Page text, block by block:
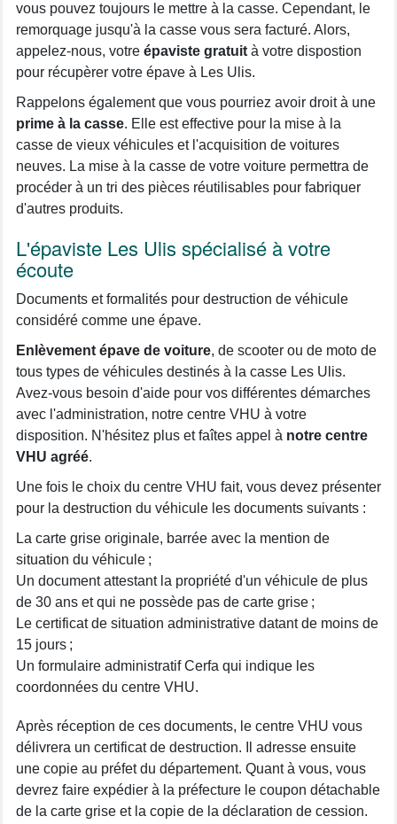
vous pouvez toujours le mettre à la casse. Cependant, le
remorquage jusqu'à la casse vous sera facturé. Alors,
appelez-nous, votre épaviste gratuit à votre dispostion
pour récupèrer votre épave à Les Ulis.
Rappelons également que vous pourriez avoir droit à une
prime à la casse. Elle est effective pour la mise à la
casse de vieux véhicules et l'acquisition de voitures
neuves. La mise à la casse de votre voiture permettra de
procéder à un tri des pièces réutilisables pour fabriquer
d'autres produits.
L'épaviste Les Ulis spécialisé à votre
écoute
Documents et formalités pour destruction de véhicule
considéré comme une épave.
Enlèvement épave de voiture, de scooter ou de moto de
tous types de véhicules destinés à la casse Les Ulis.
Avez-vous besoin d'aide pour vos différentes démarches
avec l'administration, notre centre VHU à votre
disposition. N'hésitez plus et faîtes appel à notre centre
VHU agréé.
Une fois le choix du centre VHU fait, vous devez présenter
pour la destruction du véhicule les documents suivants :
La carte grise originale, barrée avec la mention de
situation du véhicule ;
Un document attestant la propriété d'un véhicule de plus
de 30 ans et qui ne possède pas de carte grise ;
Le certificat de situation administrative datant de moins de
15 jours ;
Un formulaire administratif Cerfa qui indique les
coordonnées du centre VHU.
Après réception de ces documents, le centre VHU vous
délivrera un certificat de destruction. Il adresse ensuite
une copie au préfet du département. Quant à vous, vous
devrez faire expédier à la préfecture le coupon détachable
de la carte grise et la copie de la déclaration de cession.